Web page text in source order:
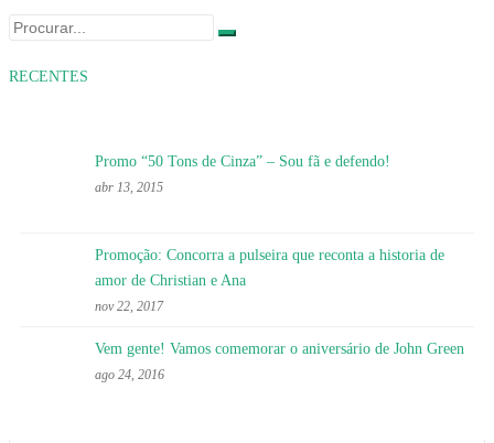
Search
RECENTES
Promo “50 Tons de Cinza” – Sou fã e defendo!
abr 13, 2015
Promoção: Concorra a pulseira que reconta a historia de
amor de Christian e Ana
nov 22, 2017
Vem gente! Vamos comemorar o aniversário de John Green
ago 24, 2016